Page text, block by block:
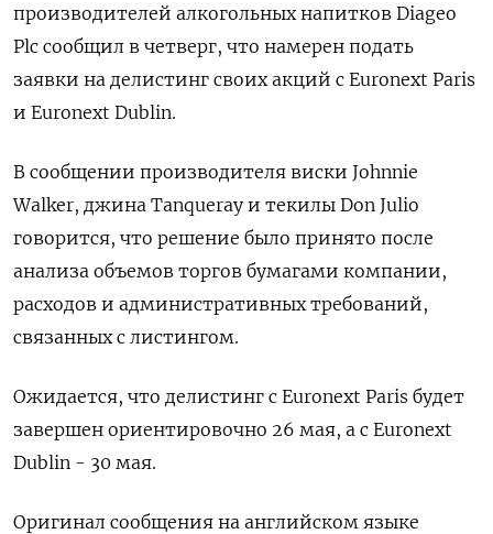
производителей алкогольных напитков Diageo
Plc сообщил в четверг, что намерен подать
заявки на делистинг своих акций с Euronext Paris
и Euronext Dublin.
В сообщении производителя виски Johnnie
Walker, джина Tanqueray и текилы Don Julio
говорится, что решение было принято после
анализа объемов торгов бумагами компании,
расходов и административных требований,
связанных с листингом.
Ожидается, что делистинг с Euronext Paris будет
завершен ориентировочно 26 мая, а с Euronext
Dublin - 30 мая.
Оригинал сообщения на английском языке